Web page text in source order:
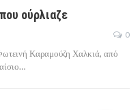
ούρλιαζε
0
Καραμούζη Χαλκιά, από